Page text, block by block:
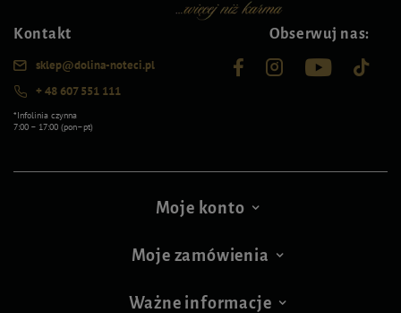
Kontakt
sklep@dolina-noteci.pl
+ 48 607 551 111
*Infolinia czynna
7:00 – 17:00 (pon–pt)
Obserwuj nas:
Moje konto
Moje zamówienia
Ważne informacje